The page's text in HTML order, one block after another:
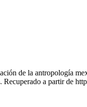
de la antropología
Recuperado a partir de